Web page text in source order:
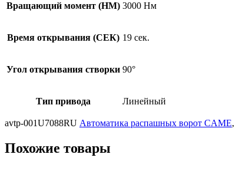
Вращающий момент (НМ) 3000 Нм
Время открывания (СЕК) 19 сек.
Угол открывания створки 90°
Тип привода Линейный
avtp-001U7088RU Автоматика распашных ворот CAME,
Похожие товары